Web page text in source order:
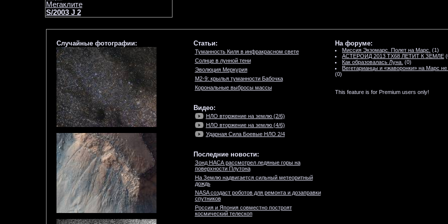
Мегаклите
S/2003 J 2
Случайные фотографии: Статьи:
Туманность Киля в инфракрасном свете
Солнце в лунной тени
Эволюция Меркурия
M2-9: крылья туманности Бабочка
Корональные выбросы массы
Видео:
НЛО вторжение на землю (2/6)
НЛО вторжение на землю (4/6)
Ударная Сила Боевые НЛО 2/4
Последние новости:
Зонд НАСА рассмотрел ледяные горы на
поверхности Плутона
На Землю надвигается сильный метеоритный
дождь
NASA создаст роботов для ремонта и дозаправки
спутников
Россия и Япония совместно построят
космический телескоп
На форуме:
Миссия Экзомарс. Полет на Марс. (1)
АСТЕРОИД 2013 TX68 ЛЕТИТ К ЗЕМЛЕ
Как образовалась Луна. (0)
Вегетарианцы и «жаворонки» на Марс не
(0)
This feature is for Premium users only!